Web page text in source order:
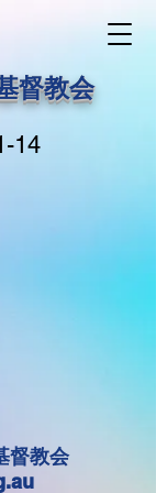
督教会
14
督教会